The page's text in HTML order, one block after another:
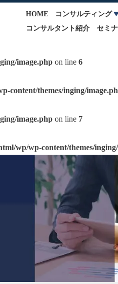
HOME
コンサルティング
コンサルタント紹介
セミ
image.php on line 6
content/themes/inging/
image.php on line 7
wp/wp-content/themes/